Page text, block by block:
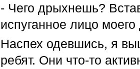
- Чего дрыхнешь?
испуганное лицо
Наспех одевшись, я
ребят. Они что-то